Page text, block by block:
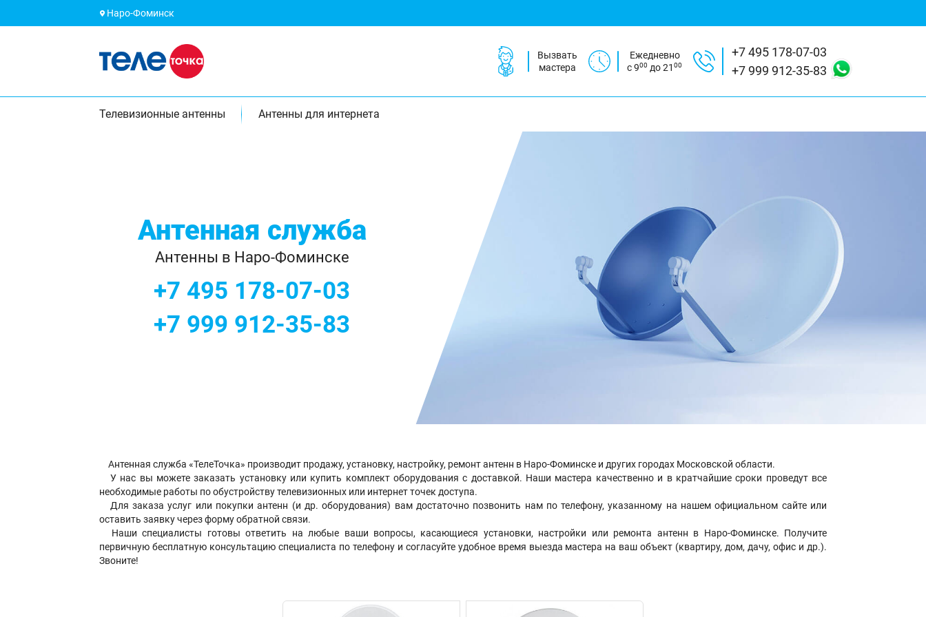
Наро-Фоминск
Вызвать
мастера
Ежедневно
с 900 до 21 00
+7 495 178-07-03
+7 999 912-35-83
Телевизионные антенны Антенны для интернета
Антенная служба
Антенны в Наро-Фоминске
+7 495 178-07-03
+7 999 912-35-83
Антенная служба «ТелеТочка» производит продажу, установку, настройку, ремонт антенн в Наро-Фоминске и других городах Московской области.
У нас вы можете заказать установку или купить комплект оборудования с доставкой. Наши мастера качественно и в кратчайшие сроки проведут все
необходимые работы по обустройству телевизионных или интернет точек доступа.
Для заказа услуг или покупки антенн (и др. оборудования) вам достаточно позвонить нам по телефону, указанному на нашем официальном сайте или
оставить заявку через форму обратной связи.
Наши специалисты готовы ответить на любые ваши вопросы, касающиеся установки, настройки или ремонта антенн в Наро-Фоминске. Получите
первичную бесплатную консультацию специалиста по телефону и согласуйте удобное время выезда мастера на ваш объект (квартиру, дом, дачу, офис и др.).
Звоните!